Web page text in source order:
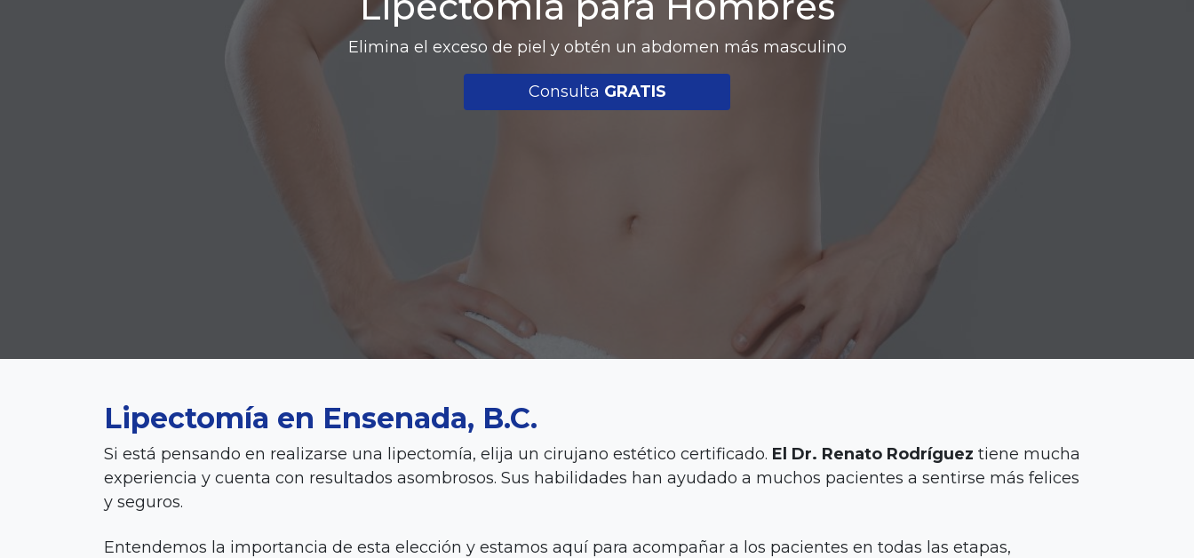
Elimina el exceso de piel y obtén un abdomen más masculino
Consulta GRATIS
Lipectomía en Ensenada, B.C.
Si está pensando en realizarse una lipectomía, elija un cirujano estético certificado. El Dr. Renato Rodríguez tiene mucha
experiencia y cuenta con resultados asombrosos. Sus habilidades han ayudado a muchos pacientes a sentirse más felices
y seguros.
Entendemos la importancia de esta elección y estamos aquí para acompañar a los pacientes en todas las etapas,